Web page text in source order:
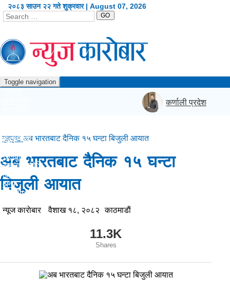
२०८३ साउन २२ गते शुक्रवार | August 07, 2026
GO
Toggle navigation
कला/शैली
खेलकुद
सूचना/प्रविधि
विश्व
अन्य
English
कर्णाली प्रदेशमा यो
गृहपृष्ठ अब भारतबाट दैनिक १५ घन्टा बिजुली आयात
अब भारतबाट दैनिक १५ घन्टा
बिजुली आयात
न्यूज काराेबार वैशाख १८, २०८२ काठमाडाैं
11.3K
Shares